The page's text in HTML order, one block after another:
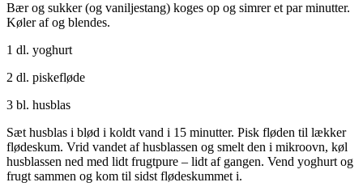
Bær og sukker (og vaniljestang) koges op og simrer et par minutter.
Køler af og blendes.
1 dl. yoghurt
2 dl. piskefløde
3 bl. husblas
Sæt husblas i blød i koldt vand i 15 minutter. Pisk fløden til lækker
flødeskum. Vrid vandet af husblassen og smelt den i mikroovn, køl
husblassen ned med lidt frugtpure – lidt af gangen. Vend yoghurt og
frugt sammen og kom til sidst flødeskummet i.